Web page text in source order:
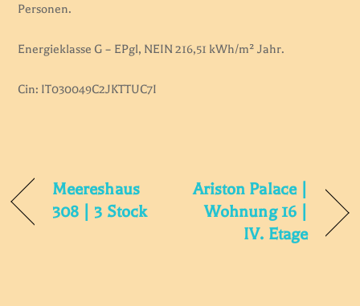
Personen.
Energieklasse G – EPgl, NEIN 216,51 kWh/m² Jahr.
Cin: IT030049C2JKTTUC7I
Meereshaus
308 | 3 Stock
Ariston Palace |
Wohnung 16 |
IV. Etage